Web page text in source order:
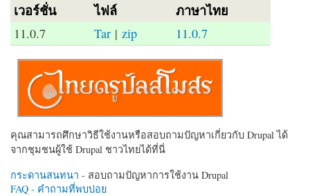
เวอร์ชั่น ไฟล์ ภาษาไทย
11.0.7 Tar | zip 11.0.7
คุณสามารถศึกษาวิธีใช้งานหรือสอบถามปัญหาเกี่ยวกับ Drupal ได้
จากชุมชนผู้ใช้ Drupal ชาวไทยได้ที่นี่
กระดานสนทนา - สอบถามปัญหาการใช้งาน Drupal
FAQ - คำถามที่พบบ่อย